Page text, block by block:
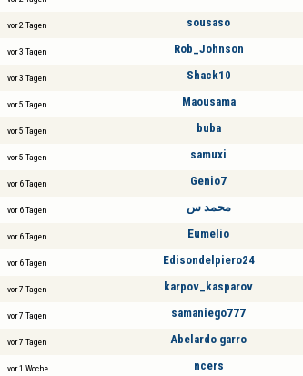
vor 2 Tagen sousaso
vor 3 Tagen Rob_Johnson
vor 3 Tagen Shack10
vor 5 Tagen Maousama
vor 5 Tagen buba
vor 5 Tagen samuxi
vor 6 Tagen Genio7
vor 6 Tagen محمد س
vor 6 Tagen Eumelio
vor 6 Tagen Edisondelpiero24
vor 7 Tagen karpov_kasparov
vor 7 Tagen samaniego777
vor 7 Tagen Abelardo garro
vor 1 Woche ncers